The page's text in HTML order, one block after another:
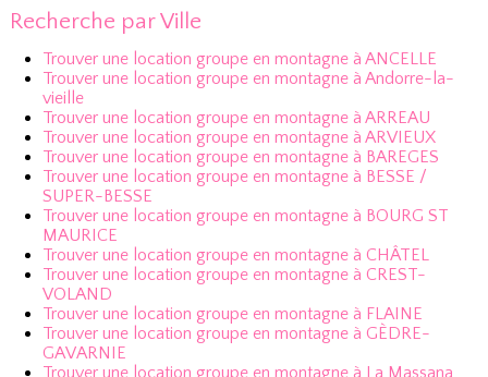
Recherche par Ville
Trouver une location groupe en montagne à ANCELLE
Trouver une location groupe en montagne à Andorre-la-
vieille
Trouver une location groupe en montagne à ARREAU
Trouver une location groupe en montagne à ARVIEUX
Trouver une location groupe en montagne à BAREGES
Trouver une location groupe en montagne à BESSE /
SUPER-BESSE
Trouver une location groupe en montagne à BOURG ST
MAURICE
Trouver une location groupe en montagne à CHÂTEL
Trouver une location groupe en montagne à CREST-
VOLAND
Trouver une location groupe en montagne à FLAINE
Trouver une location groupe en montagne à GÈDRE-
GAVARNIE
Trouver une location groupe en montagne à La Massana